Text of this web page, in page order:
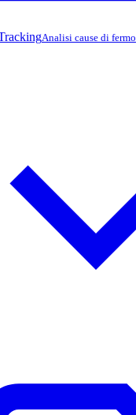
Analisi cause di fermo